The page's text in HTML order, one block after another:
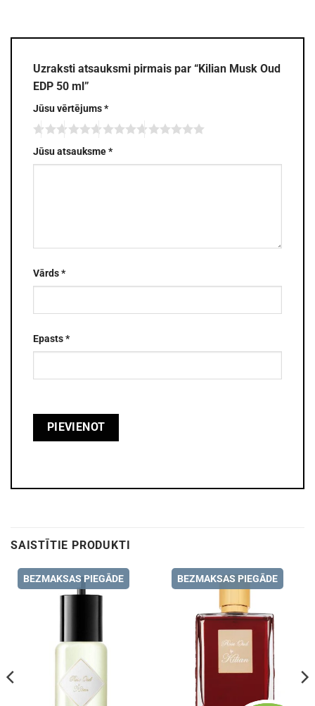
Uzraksti atsauksmi pirmais par “Kilian Musk Oud
EDP 50 ml”
Jūsu vērtējums*
Jūsu atsauksme*
Vārds*
Epasts*
SAISTĪTIE PRODUKTI
BEZMAKSAS PIEGĀDE BEZMAKSAS PIEGĀDE